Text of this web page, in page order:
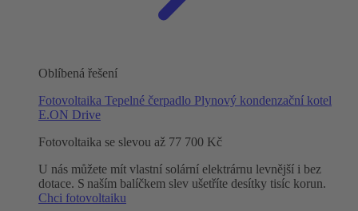
Oblíbená řešení
Fotovoltaika Tepelné čerpadlo Plynový kondenzační kotel
E.ON Drive
Fotovoltaika se slevou až 77 700 Kč
U nás můžete mít vlastní solární elektrárnu levnější i bez
dotace. S naším balíčkem slev ušetříte desítky tisíc korun.
Chci fotovoltaiku